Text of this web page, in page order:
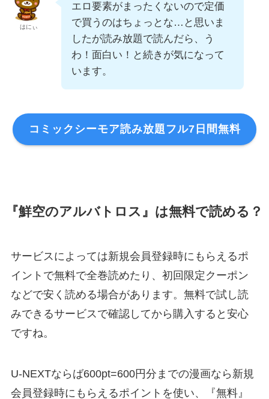
はにぃ
エロ要素がまったくないので定価
で買うのはちょっとな…と思いま
したが読み放題で読んだら、う
わ！面白い！と続きが気になって
います。
コミックシーモア読み放題フル7日間無料
『鮮空のアルバトロス』は無料で読める？
サービスによっては新規会員登録時にもらえるポ
イントで無料で全巻読めたり、初回限定クーポン
などで安く読める場合があります。無料で試し読
みできるサービスで確認してから購入すると安心
ですね。
U-NEXTならば600pt=600円分までの漫画なら新規
会員登録時にもらえるポイントを使い、『無料』